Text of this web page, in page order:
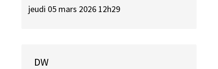
jeudi 05 mars 2026 12h29
DW